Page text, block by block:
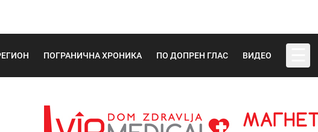
ПОГРАНИЧНА ХРОНИКА ПО ДОПРЕН ГЛАС ВИДЕО